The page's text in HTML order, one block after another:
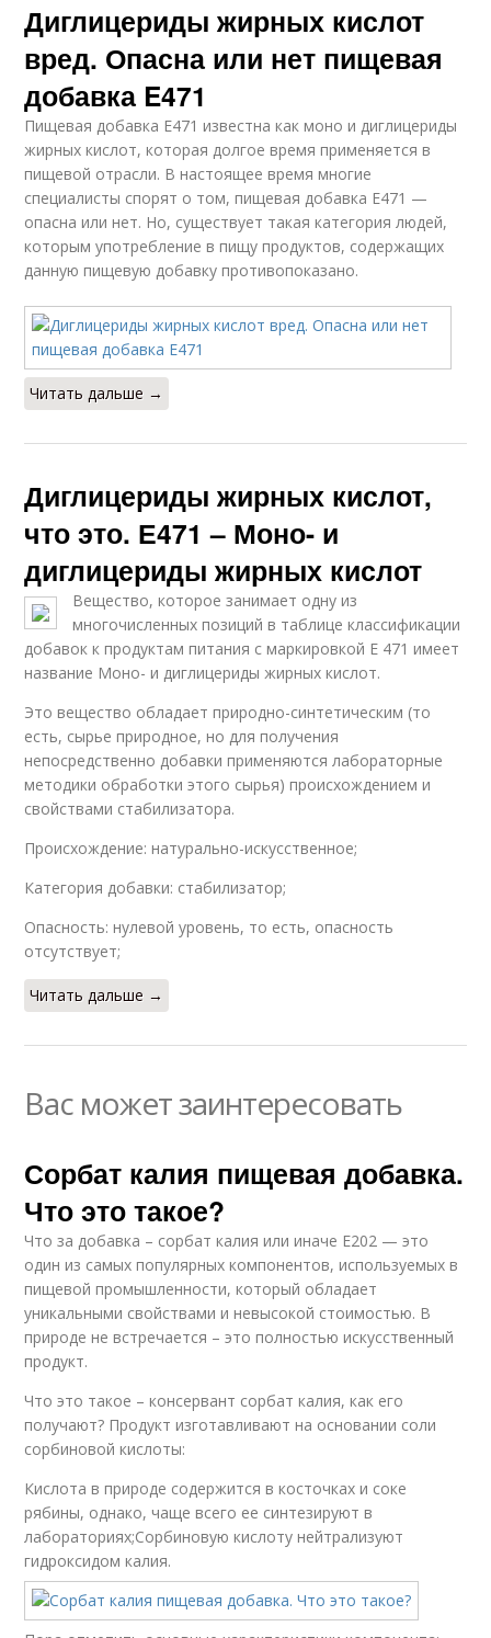
Диглицериды жирных кислот
вред. Опасна или нет пищевая
добавка E471
Пищевая добавка E471 известна как моно и диглицериды
жирных кислот, которая долгое время применяется в
пищевой отрасли. В настоящее время многие
специалисты спорят о том, пищевая добавка E471 —
опасна или нет. Но, существует такая категория людей,
которым употребление в пищу продуктов, содержащих
данную пищевую добавку противопоказано.
Читать дальше →
Диглицериды жирных кислот,
что это. Е471 – Моно- и
диглицериды жирных кислот
Вещество, которое занимает одну из
многочисленных позиций в таблице классификации
добавок к продуктам питания с маркировкой Е 471 имеет
название Моно- и диглицериды жирных кислот.
Это вещество обладает природно-синтетическим (то
есть, сырье природное, но для получения
непосредственно добавки применяются лабораторные
методики обработки этого сырья) происхождением и
свойствами стабилизатора.
Происхождение: натурально-искусственное;
Категория добавки: стабилизатор;
Опасность: нулевой уровень, то есть, опасность
отсутствует;
Читать дальше →
Вас может заинтересовать
Сорбат калия пищевая добавка.
Что это такое?
Что за добавка – сорбат калия или иначе Е202 — это
один из самых популярных компонентов, используемых в
пищевой промышленности, который обладает
уникальными свойствами и невысокой стоимостью. В
природе не встречается – это полностью искусственный
продукт.
Что это такое – консервант сорбат калия, как его
получают? Продукт изготавливают на основании соли
сорбиновой кислоты:
Кислота в природе содержится в косточках и соке
рябины, однако, чаще всего ее синтезируют в
лабораториях;Сорбиновую кислоту нейтрализуют
гидроксидом калия.